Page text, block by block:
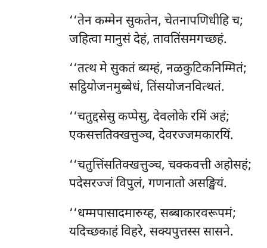
‘‘तेनकम्मेन सुकतेन, चेतनापणिधीहि च;
जहित्वा मानुसं देहं, तावतिंसमगच्छहं.
‘‘तत्थ मे सुकतं ब्यम्हं, नळकुटिकनिम्मितं;
सट्ठियोजनमुब्बेधं, तिंसयोजनवित्थतं.
‘‘चतुद्दसेसु कप्पेसु, देवलोके रमिं अहं;
एकसत्ततिक्खत्तुञ्च, देवरज्जमकारयिं.
‘‘चतुत्तिंसतिक्खत्तुञ्च, चक्कवत्ती अहोसहं;
पदेसरज्जं विपुलं, गणनातो असङ्खियं.
‘‘धम्मपासादमारुय्ह, सब्बाकारवरूपमं;
यदिच्छकाहं विहरे, सक्यपुत्तस्स सासने.